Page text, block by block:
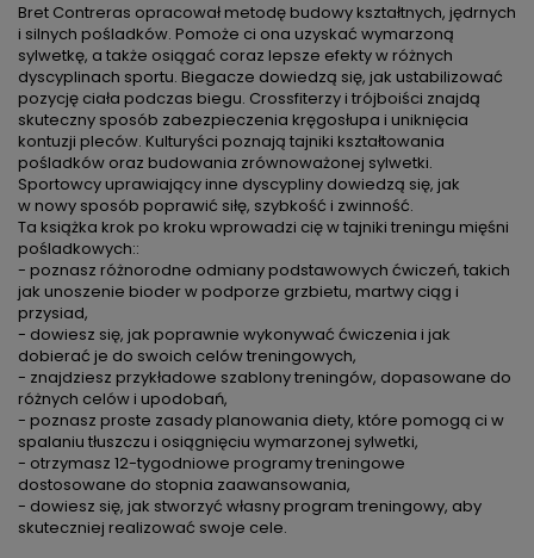
Bret Contreras opracował metodę budowy kształtnych, jędrnych
i silnych pośladków. Pomoże ci ona uzyskać wymarzoną
sylwetkę, a także osiągać coraz lepsze efekty w różnych
dyscyplinach sportu. Biegacze dowiedzą się, jak ustabilizować
pozycję ciała podczas biegu. Crossfiterzy i trójboiści znajdą
skuteczny sposób zabezpieczenia kręgosłupa i uniknięcia
kontuzji pleców. Kulturyści poznają tajniki kształtowania
pośladków oraz budowania zrównoważonej sylwetki.
Sportowcy uprawiający inne dyscypliny dowiedzą się, jak
w nowy sposób poprawić siłę, szybkość i zwinność.
Ta książka krok po kroku wprowadzi cię w tajniki treningu mięśni
pośladkowych::
- poznasz różnorodne odmiany podstawowych ćwiczeń, takich
jak unoszenie bioder w podporze grzbietu, martwy ciąg i
przysiad,
- dowiesz się, jak poprawnie wykonywać ćwiczenia i jak
dobierać je do swoich celów treningowych,
- znajdziesz przykładowe szablony treningów, dopasowane do
różnych celów i upodobań,
- poznasz proste zasady planowania diety, które pomogą ci w
spalaniu tłuszczu i osiągnięciu wymarzonej sylwetki,
- otrzymasz 12-tygodniowe programy treningowe
dostosowane do stopnia zaawansowania,
- dowiesz się, jak stworzyć własny program treningowy, aby
skuteczniej realizować swoje cele.